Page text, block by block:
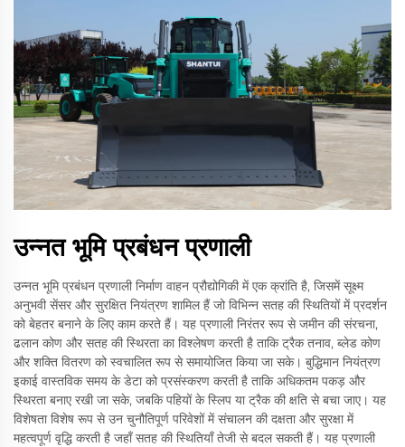
उन्नत भूमि प्रबंधन प्रणाली
उन्नत भूमि प्रबंधन प्रणाली निर्माण वाहन प्रौद्योगिकी में एक क्रांति है, जिसमें सूक्ष्म
अनुभवी सेंसर और सुरक्षित नियंत्रण शामिल हैं जो विभिन्न सतह की स्थितियों में प्रदर्शन
को बेहतर बनाने के लिए काम करते हैं। यह प्रणाली निरंतर रूप से जमीन की संरचना,
ढलान कोण और सतह की स्थिरता का विश्लेषण करती है ताकि ट्रैक तनाव, ब्लेड कोण
और शक्ति वितरण को स्वचालित रूप से समायोजित किया जा सके। बुद्धिमान नियंत्रण
इकाई वास्तविक समय के डेटा को प्रसंस्करण करती है ताकि अधिकतम पकड़ और
स्थिरता बनाए रखी जा सके, जबकि पहियों के स्लिप या ट्रैक की क्षति से बचा जाए। यह
विशेषता विशेष रूप से उन चुनौतिपूर्ण परिवेशों में संचालन की दक्षता और सुरक्षा में
महत्वपूर्ण वृद्धि करती है जहाँ सतह की स्थितियाँ तेजी से बदल सकती हैं। यह प्रणाली